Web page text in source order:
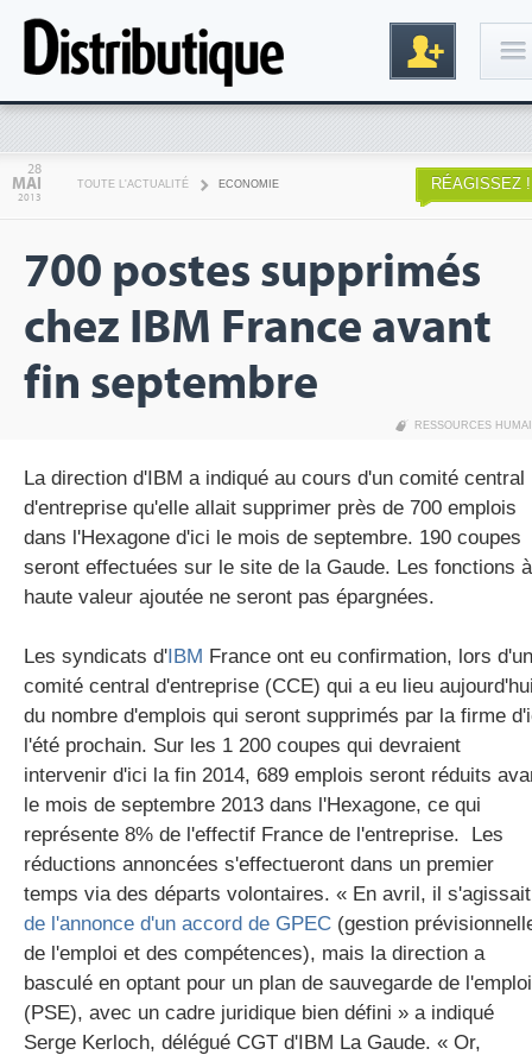
28
MAI
2013
TOUTE L'ACTUALITÉ ECONOMIE RÉAGISSEZ !
700 postes supprimés
chez IBM France avant
fin septembre
RESSOURCES
La direction d'IBM a indiqué au cours d'un comité central
d'entreprise qu'elle allait supprimer près de 700 emplois
dans l'Hexagone d'ici le mois de septembre. 190 coupes
seront effectuées sur le site de la Gaude. Les fonctions à
haute valeur ajoutée ne seront pas épargnées.
Les syndicats d'IBM France ont eu confirmation, lors d'un
comité central d'entreprise (CCE) qui a eu lieu
du nombre d'emplois qui seront supprimés par la firme
l'été prochain. Sur les 1 200 coupes qui devraient
intervenir d'ici la fin 2014, 689 emplois seront réduits
le mois de septembre 2013 dans l'Hexagone, ce qui
représente 8% de l'effectif France de l'entreprise. Les
réductions annoncées s'effectueront dans un premier
temps via des départs volontaires. « En avril, il s'agissait
de l'annonce d'un accord de GPEC (gestion
de l'emploi et des compétences), mais la direction a
basculé en optant pour un plan de sauvegarde de l'emploi
(PSE), avec un cadre juridique bien défini » a indiqué
Serge Kerloch, délégué CGT d'IBM La Gaude. « Or,